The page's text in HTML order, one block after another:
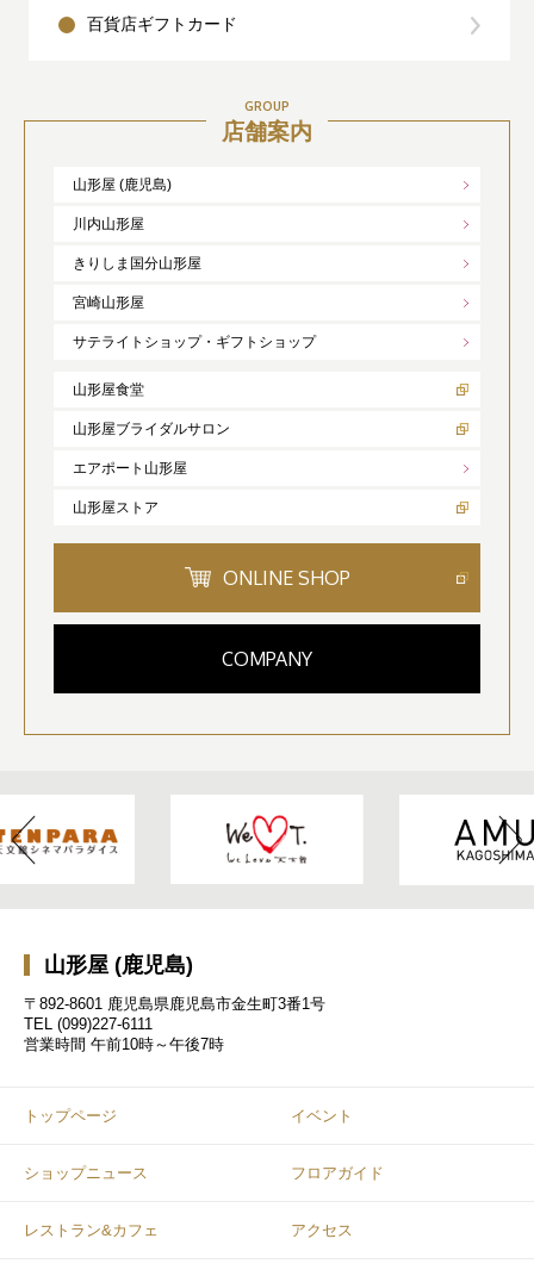
百貨店ギフトカード
GROUP
店舗案内
山形屋 (鹿児島)
川内山形屋
きりしま国分山形屋
宮崎山形屋
サテライトショップ・ギフトショップ
山形屋食堂
山形屋ブライダルサロン
エアポート山形屋
山形屋ストア
ONLINE SHOP
COMPANY
山形屋 (鹿児島)
〒892-8601 鹿児島県鹿児島市金生町3番1号
TEL (099)227-6111
営業時間 午前10時～午後7時
トップページ イベント
ショップニュース フロアガイド
レストラン&カフェ アクセス